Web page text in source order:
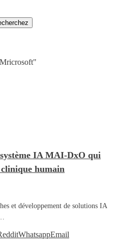
IA MAI-DxO qui
humain
et développement de solutions IA
WhatsappEmail